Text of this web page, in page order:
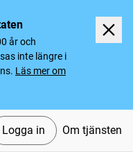
år och
inte längre i
Läs mer om
Logga in Om tjänsten